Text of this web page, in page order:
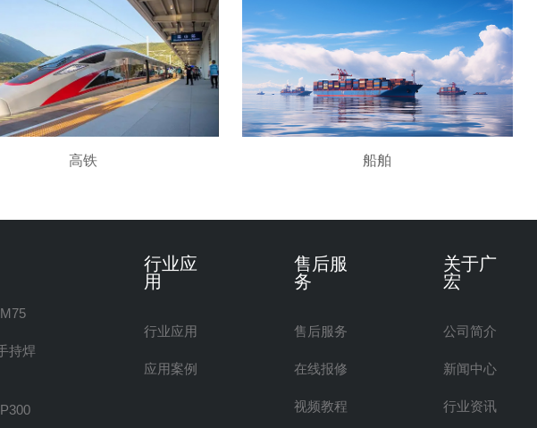
高铁 船舶
持焊
行业应
用
行业应用
应用案例
售后服
务
售后服务
在线报修
视频教程
关于广
宏
公司简介
新闻中心
行业资讯